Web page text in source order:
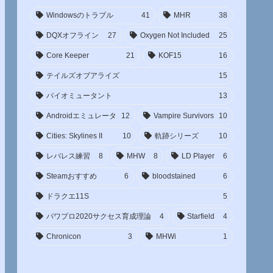
Windowsのトラブル 41 MHR 38
DQXオフライン 27 Oxygen Not Included 25
Core Keeper 21 KOF15 16
テイルズオブアライズ 15
バイオミュータント 13
Androidエミュレータ 12 Vampire Survivors 10
Cities: Skylines II 10 軌跡シリーズ 10
レバレス練習 8 MHW 8 LD Player 6
Steamおすすめ 6 bloodstained 6
ドラクエ11S 5
パワプロ2020サクセス育成理論 4 Starfield 4
Chronicon 3 MHWi 1